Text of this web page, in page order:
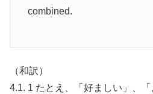
combined.
（和訳）
4.1. 1 たとえ、「好ましい」、